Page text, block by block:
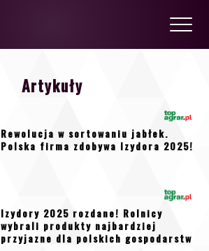
Artykuły
Rewolucja w sortowaniu jabłek.
Polska firma zdobywa Izydora 2025!
Izydory 2025 rozdane! Rolnicy
wybrali produkty najbardziej
przyjazne dla polskich gospodarstw